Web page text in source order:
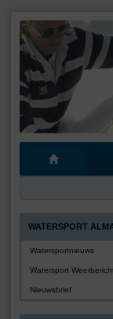
WATERSPORT
Watersportnieuws
Watersport
Nieuwsbrief